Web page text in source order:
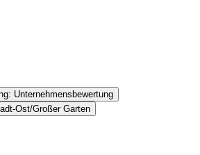
Unternehmensbewertung
Ost/Großer Garten